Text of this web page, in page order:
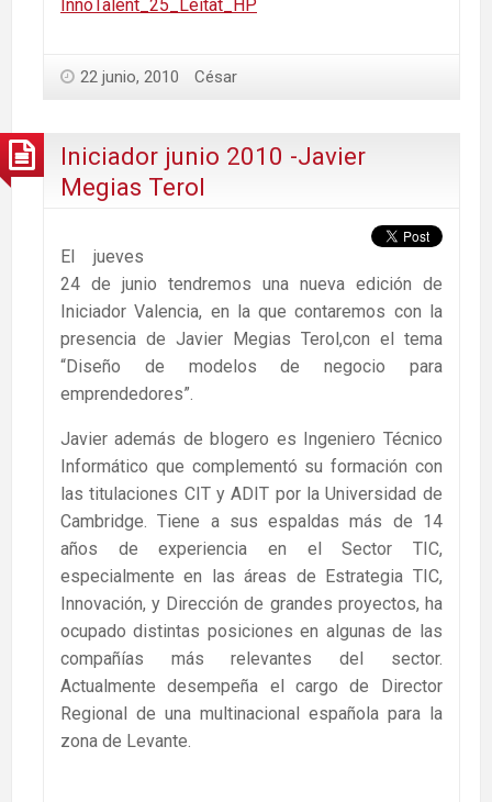
InnoTalent_25_Leitat_HP
INNOTALENT25
22 junio, 2010 César
Iniciador junio 2010 -Javier
Megias Terol
El jueves
24 de junio tendremos una nueva edición de
Iniciador Valencia, en la que contaremos con la
presencia de Javier Megias Terol,con el tema
“Diseño de modelos de negocio para
emprendedores”.
Javier además de blogero es Ingeniero Técnico
Informático que complementó su formación con
las titulaciones CIT y ADIT por la Universidad de
Cambridge. Tiene a sus espaldas más de 14
años de experiencia en el Sector TIC,
especialmente en las áreas de Estrategia TIC,
Innovación, y Dirección de grandes proyectos, ha
ocupado distintas posiciones en algunas de las
compañías más relevantes del sector.
Actualmente desempeña el cargo de Director
Regional de una multinacional española para la
zona de Levante.